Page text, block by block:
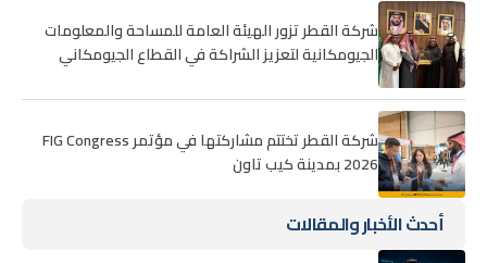
شركة القطر تزور الهيئة العامة للمساحة والمعلومات
الجيومكانية لتعزيز الشراكة في القطاع الجيومكاني
شركة القطر تختتم مشاركتها في مؤتمر FIG Congress
2026 بمدينة كيب تاون
أحدث الأخبار والمقالات